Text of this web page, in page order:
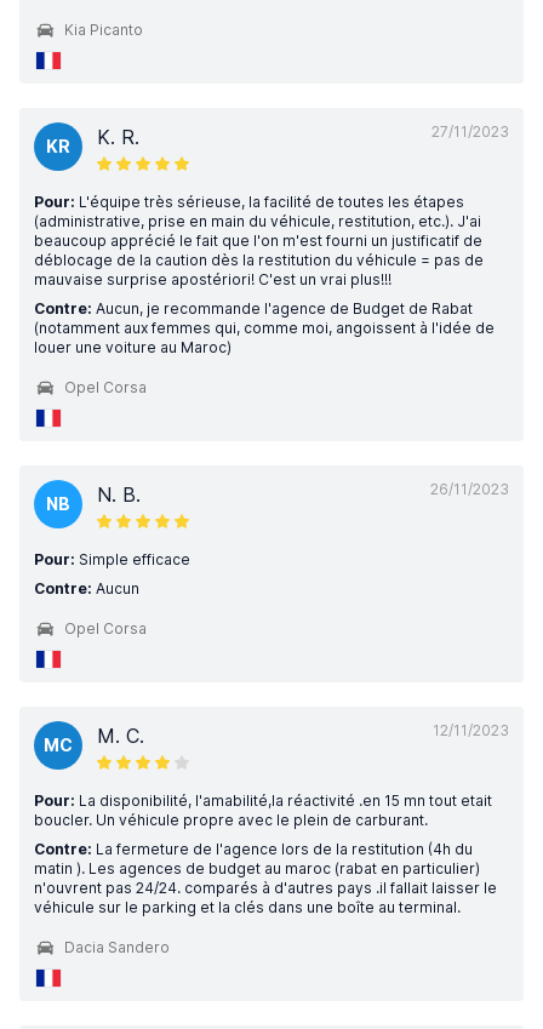
Kia Picanto
27/11/2023
KR K. R.
Pour: L'équipe très sérieuse, la facilité de toutes les étapes
(administrative, prise en main du véhicule, restitution, etc.). J'ai
beaucoup apprécié le fait que l'on m'est fourni un justificatif de
déblocage de la caution dès la restitution du véhicule = pas de
mauvaise surprise apostériori! C'est un vrai plus!!!
Contre: Aucun, je recommande l'agence de Budget de Rabat
(notamment aux femmes qui, comme moi, angoissent à l'idée de
louer une voiture au Maroc)
Opel Corsa
26/11/2023
NB N. B.
Pour: Simple efficace
Contre: Aucun
Opel Corsa
12/11/2023
MC M. C.
Pour: La disponibilité, l'amabilité,la réactivité .en 15 mn tout etait
boucler. Un véhicule propre avec le plein de carburant.
Contre: La fermeture de l'agence lors de la restitution (4h du
matin ). Les agences de budget au maroc (rabat en particulier)
n'ouvrent pas 24/24. comparés à d'autres pays .il fallait laisser le
véhicule sur le parking et la clés dans une boîte au terminal.
Dacia Sandero